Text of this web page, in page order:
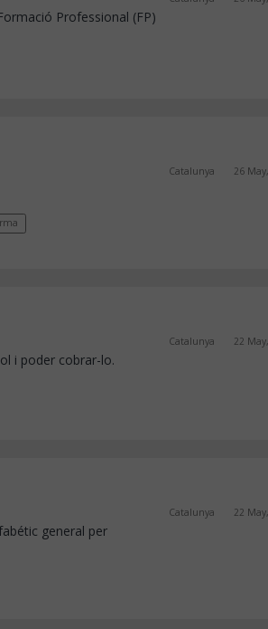
Professional (FP)
Catalunya 26
Catalunya 22
i poder cobrar-lo.
Catalunya 22
general per